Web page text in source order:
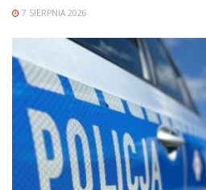
7 SIERPNIA 2026